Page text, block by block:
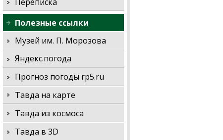
Полезные ссылки
Музей им. П. Морозова
Яндекс.погода
Прогноз погоды rp5.ru
Тавда на карте
Тавда из космоса
Тавда в 3D